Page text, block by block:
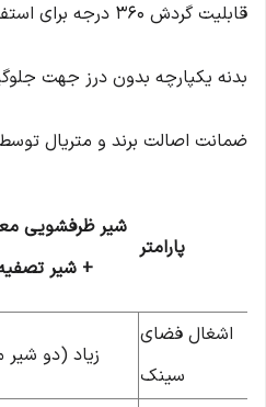
قابلیت گردش ۳۶۰ درجه برای استفاده در سینک‌های دوقلو
بدنه یکپارچه بدون درز جهت
ضمانت اصالت برند و متریال
پارامتر
شیر ظرفشویی
+ شیر
اشغال فضای
سینک
زیاد (دو شیر